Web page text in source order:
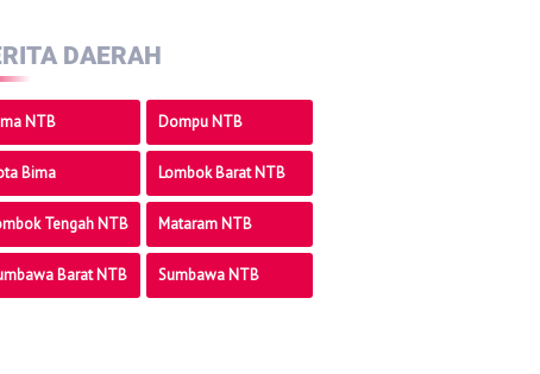
DAERAH
NTB Dompu NTB
Bima Lombok Barat NTB
Tengah NTB Mataram NTB
Barat NTB Sumbawa NTB